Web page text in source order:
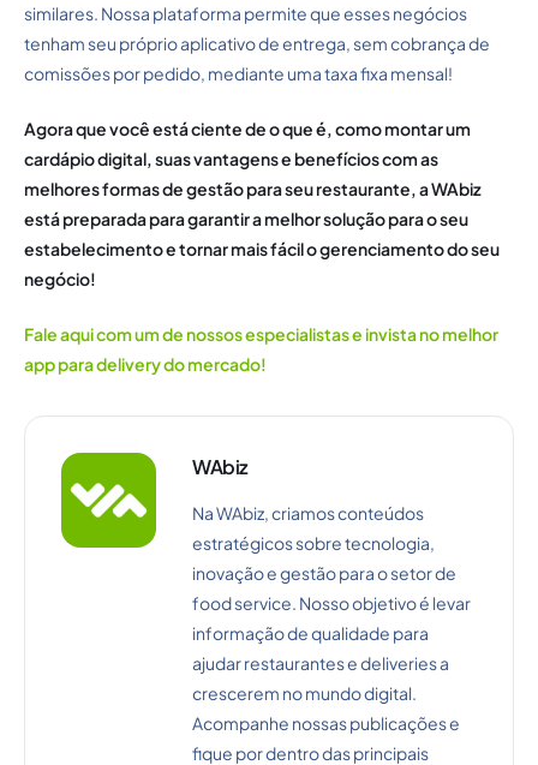
similares. Nossa plataforma permite que esses negócios
tenham seu próprio aplicativo de entrega, sem cobrança de
comissões por pedido, mediante uma taxa fixa mensal!
Agora que você está ciente de o que é, como montar um
cardápio digital, suas vantagens e benefícios com as
melhores formas de gestão para seu restaurante, a WAbiz
está preparada para garantir a melhor solução para o seu
estabelecimento e tornar mais fácil o gerenciamento do seu
negócio!
Fale aqui com um de nossos especialistas e invista no melhor
app para delivery do mercado!
WAbiz
Na WAbiz, criamos conteúdos
estratégicos sobre tecnologia,
inovação e gestão para o setor de
food service. Nosso objetivo é levar
informação de qualidade para
ajudar restaurantes e deliveries a
crescerem no mundo digital.
Acompanhe nossas publicações e
fique por dentro das principais